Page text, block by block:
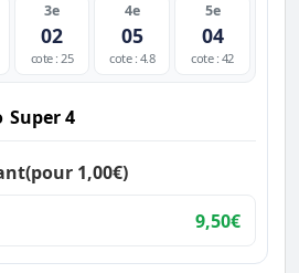
3e
02
cote : 25
4e
05
cote : 4.8
5e
04
cote : 42
Super 4
(pour 1,00€)
9,50€